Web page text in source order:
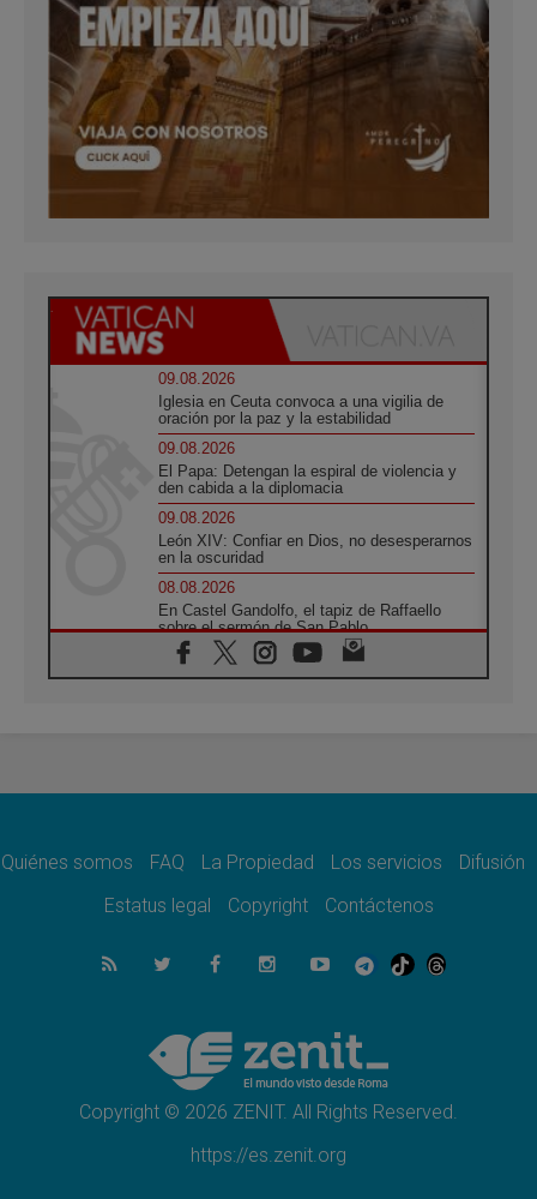
09.08.2026
Iglesia en Ceuta convoca a una vigilia de
oración por la paz y la estabilidad
09.08.2026
El Papa: Detengan la espiral de violencia y
den cabida a la diplomacia
09.08.2026
León XIV: Confiar en Dios, no desesperarnos
en la oscuridad
08.08.2026
En Castel Gandolfo, el tapiz de Raffaello
sobre el sermón de San Pablo
08.08.2026
En Colombia, «la paz no se compra con una
08.08.2026
08.08.2026
del Buen Consejo de Genazzano
Filipinas: el Vicariato Apostólico de Calapán
se convierte en diócesis
Honduras: Los desplazados invisibles de una
crisis olvidada
Quiénes somos FAQ La Propiedad Los servicios
Difusión
Estatus legal
Copyright Contáctenos
Copyright © 2026 ZENIT. All Rights Reserved.
https://es.zenit.org